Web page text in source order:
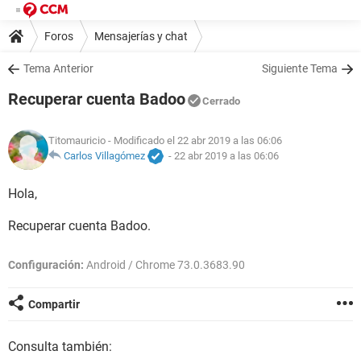
Foros Mensajerías y chat
Tema Anterior Siguiente Tema
Recuperar cuenta Badoo Cerrado
Titomauricio - Modificado el 22 abr 2019 a las 06:06
Carlos Villagómez
- 22 abr 2019 a las 06:06
Hola,
Recuperar cuenta Badoo.
Configuración: Android / Chrome 73.0.3683.90
Compartir
Consulta también: